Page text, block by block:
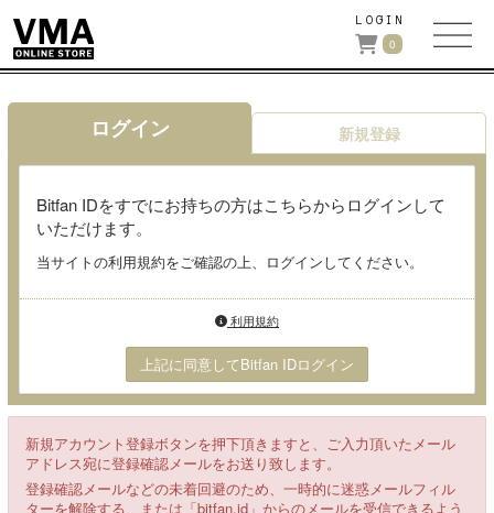
LOGIN
0
ログイン 新規登録
Bitfan IDをすでにお持ちの方はこちらからログインして
いただけます。
当サイトの利用規約をご確認の上、ログインしてください。
利用規約
上記に同意してBitfan IDログイン
新規アカウント登録ボタンを押下頂きますと、ご入力頂いたメール
アドレス宛に登録確認メールをお送り致します。
登録確認メールなどの未着回避のため、一時的に迷惑メールフィル
ターを解除する、または「bitfan.id」からのメールを受信できるよう